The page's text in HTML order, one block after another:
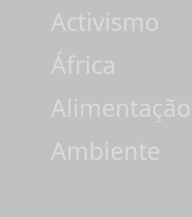
Activismo
África
Ambiente